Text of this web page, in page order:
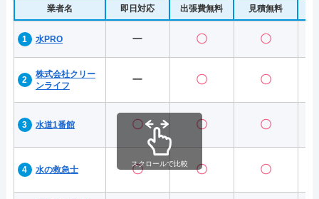
業者名 即日対応 出張費無料 見積無料
水PRO ー 〇 〇
株式会社クリー
ンライフ
ー 〇 〇
水道1番館 〇 〇 〇
水の救急士 〇 〇 〇
スクロールで比較